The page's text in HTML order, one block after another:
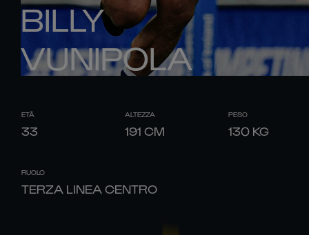
BILLY
VUNIPOLA
ETÀ
33
ALTEZZA
191 CM
PESO
130 KG
RUOLO
TERZA LINEA CENTRO